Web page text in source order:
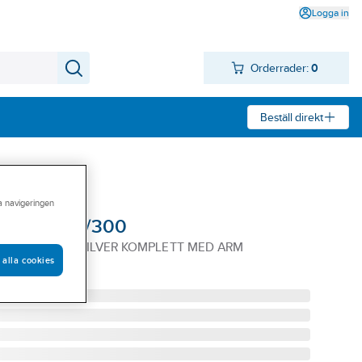
Logga in
Orderrader: 0
Beställ direkt
DC200/300
EN 3-6 SILVER KOMPLETT MED ARM
navigeringen
alla cookies